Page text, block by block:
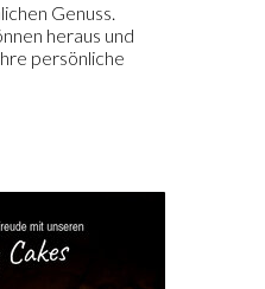
Genuss.
heraus und
persönliche